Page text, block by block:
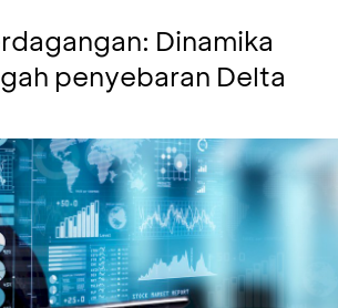
Dinamika
penyebaran Delta